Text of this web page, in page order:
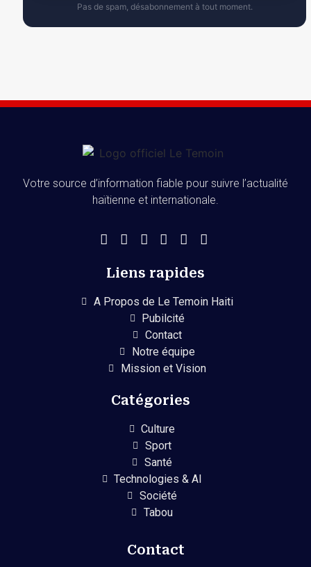
Pas de spam, désabonnement à tout moment.
Votre source d’information fiable pour suivre l’actualité
haïtienne et internationale.
Liens rapides
A Propos de Le Temoin Haiti
Pubilcité
Contact
Notre équipe
Mission et Vision
Catégories
Culture
Sport
Santé
Technologies & AI
Société
Tabou
Contact